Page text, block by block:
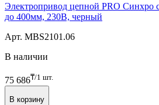
Электропривод цепной PRO Синхро
до 400мм, 230В, черный
Арт. MBS2101.06
В наличии
75 686₸/1 шт.
В корзину